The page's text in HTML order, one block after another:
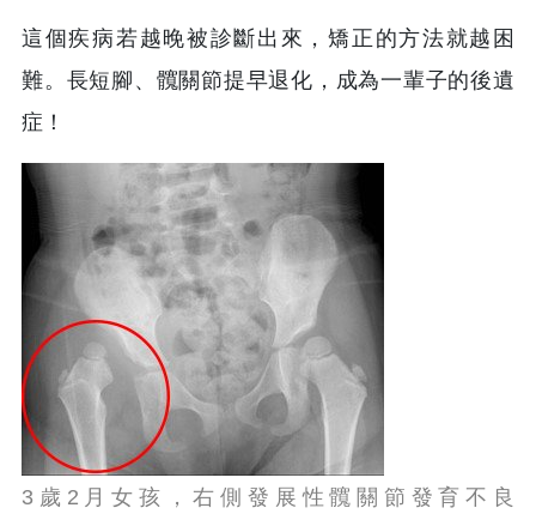
這個疾病若越晚被診斷出來，矯正的方法就越困
難。長短腳、髖關節提早退化，成為一輩子的後遺
症！
3歲2月女孩，右側發展性髖關節發育不良